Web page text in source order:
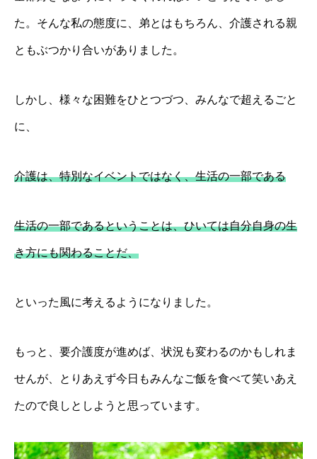
た。そんな私の態度に、弟とはもちろん、介護される親
ともぶつかり合いがありました。
しかし、様々な困難をひとつづつ、みんなで超えるごと
に、
介護は、特別なイベントではなく、生活の一部である
生活の一部であるということは、ひいては自分自身の生
き方にも関わることだ、
といった風に考えるようになりました。
もっと、要介護度が進めば、状況も変わるのかもしれま
せんが、とりあえず今日もみんなご飯を食べて笑いあえ
たので良しとしようと思っています。